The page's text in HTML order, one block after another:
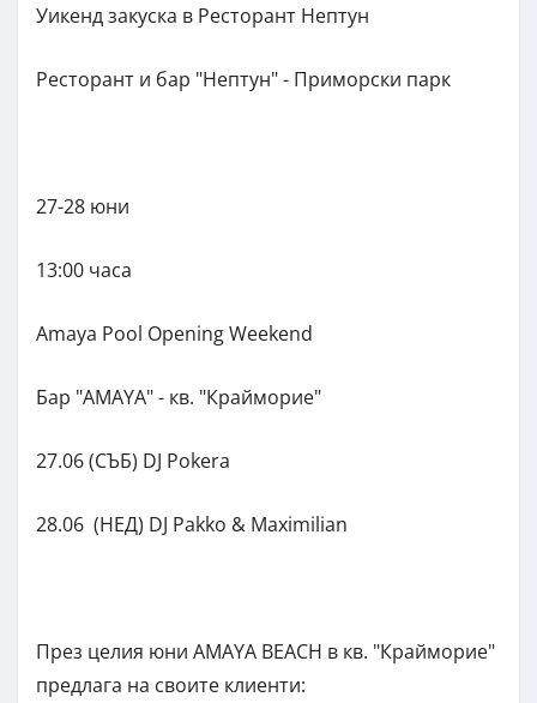
Уикенд закуска в Ресторант Нептун
Ресторант и бар "Нептун" - Приморски парк
27-28 юни
13:00 часа
Amaya Pool Opening Weekend
Бар "АMAYA" - кв. "Крайморие"
27.06 (СЪБ) DJ Pokera
28.06 (НЕД) DJ Pakko & Maximilian
През целия юни AMAYA BEACH в кв. "Крайморие"
предлага на своите клиенти: